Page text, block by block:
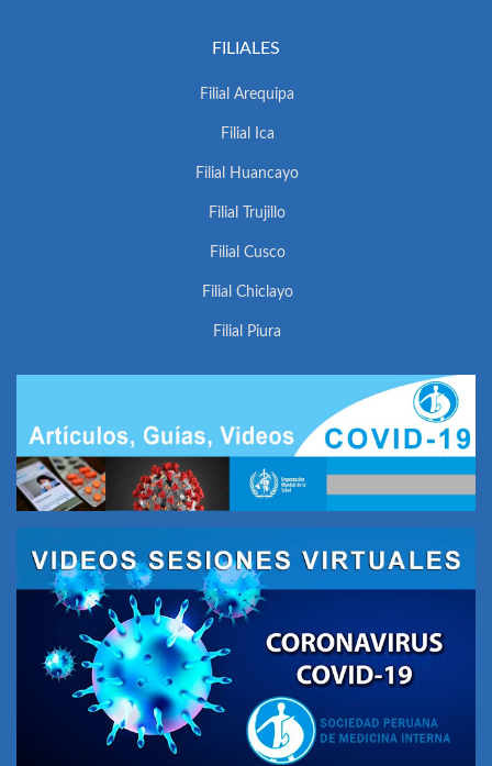
FILIALES
Filial Arequipa
Filial Ica
Filial Huancayo
Filial Trujillo
Filial Cusco
Filial Chiclayo
Filial Piura